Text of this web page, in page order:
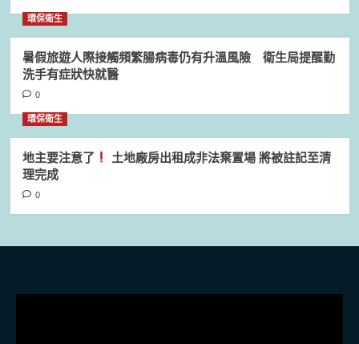
環保衛生
暑假旅遊人際接觸頻繁腸病毒仍有升溫風險 衛生局提醒勤
洗手有症狀快就醫
0
環保衛生
地主要注意了
土地廠房出租成非法棄置場 將被註記至清
理完成
0